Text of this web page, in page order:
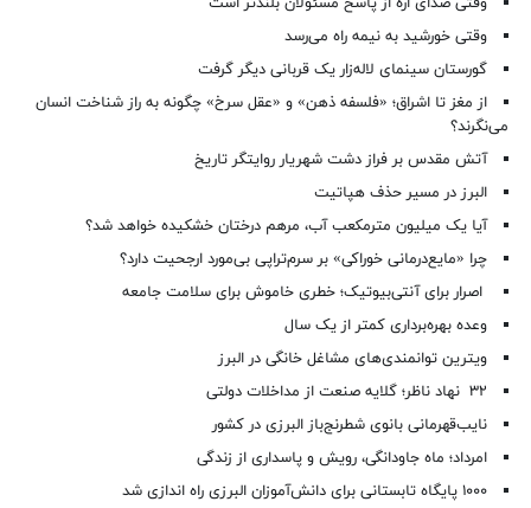
وقتی خورشید به نیمه راه می‌رسد
گورستان سینمای لاله‌زار یک قربانی دیگر گرفت
از مغز تا اشراق؛ «فلسفه ذهن» و «عقل سرخ» چگونه به راز شناخت انسان
می‌نگرند؟
آتش مقدس بر فراز دشت شهریار روایتگر تاریخ
البرز در مسیر حذف هپاتیت
آیا یک میلیون مترمکعب آب، مرهم درختان خشکیده خواهد شد؟
چرا «مایع‌درمانی خوراکی» بر سرم‌تراپی بی‌مورد ارجحیت دارد؟
اصرار برای آنتی‌بیوتیک؛ خطری خاموش برای سلامت جامعه
وعده بهره‌برداری کمتر از یک سال
ویترین توانمندی‌های مشاغل خانگی در البرز
۳۲ نهاد ناظر؛ گلایه صنعت از مداخلات دولتی
نایب‌قهرمانی بانوی شطرنج‌باز البرزی در کشور
امرداد؛ ماه جاودانگی، رویش و پاسداری از زندگی
۱۰۰۰ پایگاه تابستانی برای دانش‌آموزان البرزی راه اندازی شد